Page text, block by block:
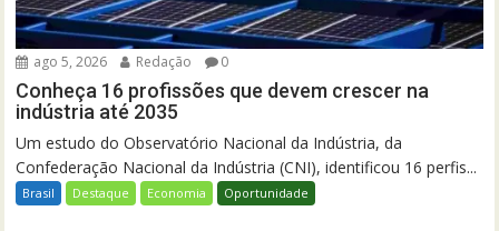
ago 5, 2026 Redação 0
Conheça 16 profissões que devem crescer na
indústria até 2035
Um estudo do Observatório Nacional da Indústria, da
Confederação Nacional da Indústria (CNI), identificou 16 perfis...
Brasil Destaque Economia Oportunidade